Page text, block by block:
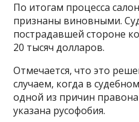
По итогам процесса
признаны виновными.
пострадавшей стороне
20 тысяч долларов.
Отмечается, что это
случаем, когда в
одной из причин
указана русофобия.